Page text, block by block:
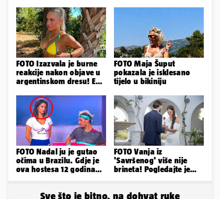
FOTO Izazvala je burne
reakcije nakon objave u
argentinskom dresu! Evo
FOTO Maja Šuput
pokazala je isklesano
tijelo u bikiniju
FOTO Nadal ju je gutao
očima u Brazilu. Gdje je
ova hostesa 12 godina
FOTO Vanja iz
'Savršenog' više nije
brineta! Pogledajte je
Sve što je bitno, na dohvat ruke